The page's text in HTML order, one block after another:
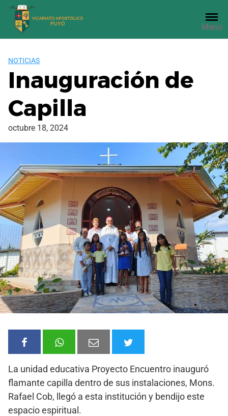
Saltar
contenido
Menu
NOTICIAS
Inauguración de
Capilla
octubre 18, 2024
La unidad educativa Proyecto Encuentro inauguró
flamante capilla dentro de sus instalaciones, Mons.
Rafael Cob, llegó a esta institución y bendijo este
espacio espiritual.